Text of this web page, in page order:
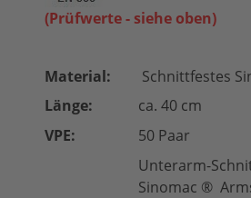
(Prüfwerte - siehe oben)
Material:
Schnittfestes
Länge:
ca. 40 cm
VPE:
50 Paar
Unterarm-
Sinomac ®